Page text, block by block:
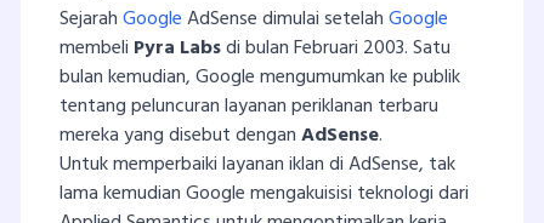
SejarahGoogleAdSense dimulai setelahGoogle
membeli Pyra Labsdi bulan Februari 2003. Satu
bulan kemudian, Google mengumumkan ke publik
tentang peluncuran layanan periklanan terbaru
mereka yang disebut denganAdSense.
Untuk memperbaiki layanan iklan di AdSense, tak
lama kemudian Google mengakuisisi teknologi dari